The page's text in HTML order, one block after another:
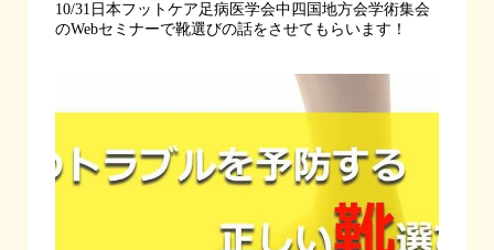
10/31日本フットケア足病医学会中四国地方会学術集会
のWebセミナーで靴選びの話をさせてもらいます！